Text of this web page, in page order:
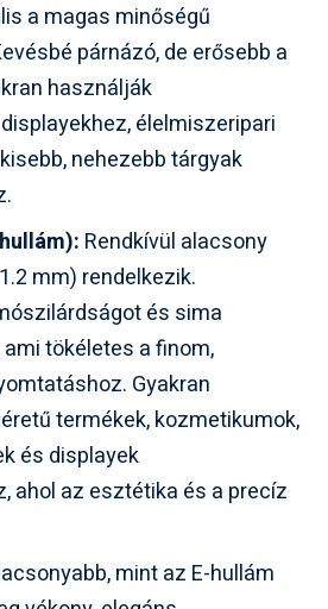
a magas minőségű
párnázó, de erősebb a
használják
élelmiszeripari
nehezebb tárgyak
Rendkívül alacsony
mm) rendelkezik.
és sima
tökéletes a finom,
Gyakran
termékek, kozmetikumok,
és displayek
ahol az esztétika és a precíz
mint az E-hullám